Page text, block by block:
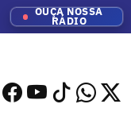
OUÇA NOSSA
RÁDIO